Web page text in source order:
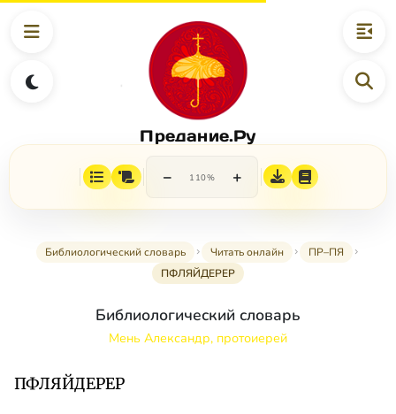
Предание.Ру
− 110% +
Библиологический словарь Читать онлайн
ПР–ПЯ
ПФЛЯЙДЕРЕР
Библиологический словарь
Мень Александр, протоиерей
ПФЛЯЙДЕРЕР